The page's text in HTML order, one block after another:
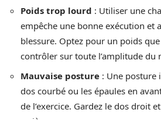
Poids trop lourd : Utiliser une
empêche une bonne exécution et
blessure. Optez pour un poids
contrôler sur toute l’amplitude du
Mauvaise posture : Une posture
dos courbé ou les épaules en
de l’exercice. Gardez le dos droit